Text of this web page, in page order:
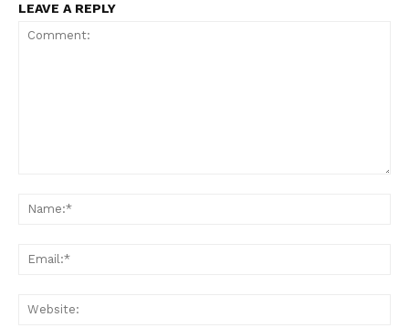
LEAVE A REPLY